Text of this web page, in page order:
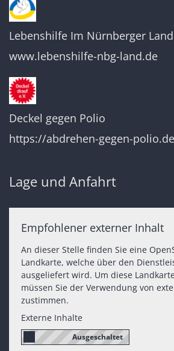
Lebenshilfe Im Nürnberger Land
www.lebenshilfe-nbg-land.de
Deckel gegen Polio
https://abdrehen-gegen-
Lage und Anfahrt
Empfohlener externer Inhalt
An dieser Stelle finden Sie eine
Landkarte, welche über den
ausgeliefert wird. Um diese
müssen Sie der Verwendung von
zustimmen.
Externe Inhalte